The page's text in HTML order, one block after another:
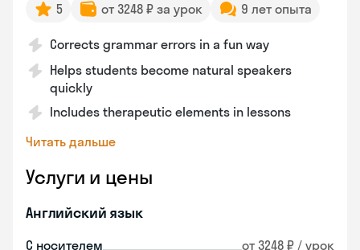
5 от 3248 ₽ за урок 9 лет опыта
Corrects grammar errors in a fun way
Helps students become natural speakers
quickly
Includes therapeutic elements in lessons
Читать дальше
Услуги и цены
Английский язык
С носителем от 3248 ₽ / урок